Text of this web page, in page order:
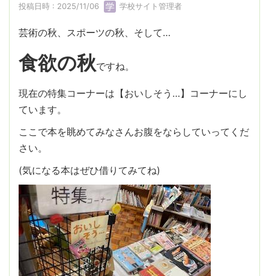
投稿日時 : 2025/11/06 学校サイト管理者
芸術の秋、スポーツの秋、そして…
食欲の秋ですね。
現在の特集コーナーは【おいしそう…】コーナーにし
ています。
ここで本を眺めてみなさんお腹をならしていってくだ
さい。
(気になる本はぜひ借りてみてね)